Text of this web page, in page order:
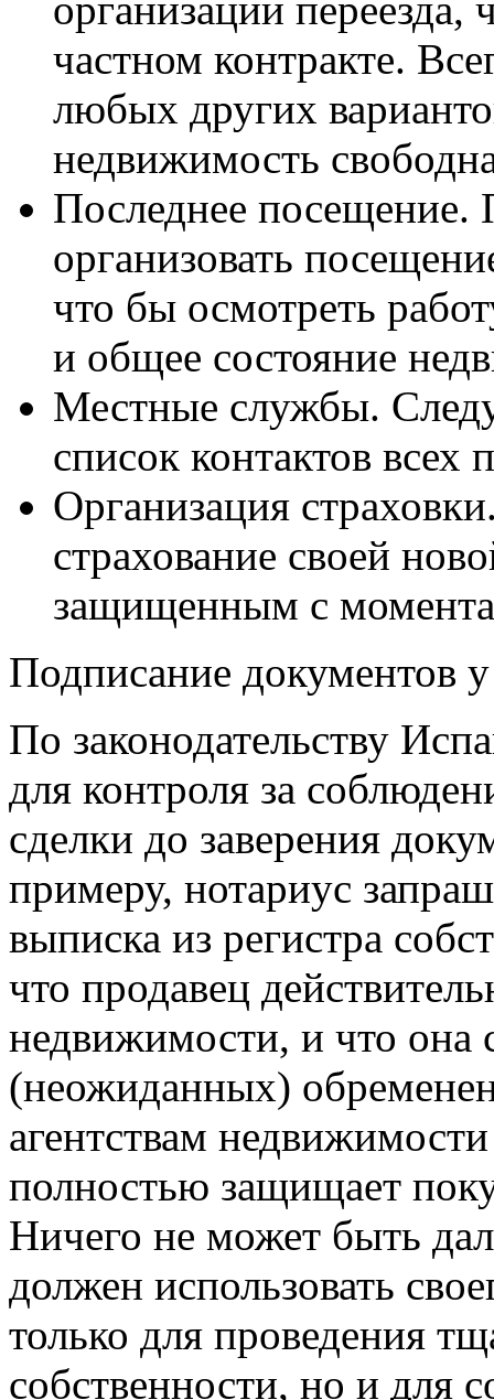
частном контракте.
любых других
недвижимость
Последнее
организовать
что бы осмотреть
и общее состояние
Местные службы.
список контактов
Организация
страхование своей
защищенным с
Подписание документов
По законодательству
для контроля за
сделки до заверения
примеру, нотариус
выписка из регистра
что продавец
недвижимости, и что она
(неожиданных)
агентствам
полностью защищает
Ничего не может быть
должен использовать
только для проведения
собственности, но и для